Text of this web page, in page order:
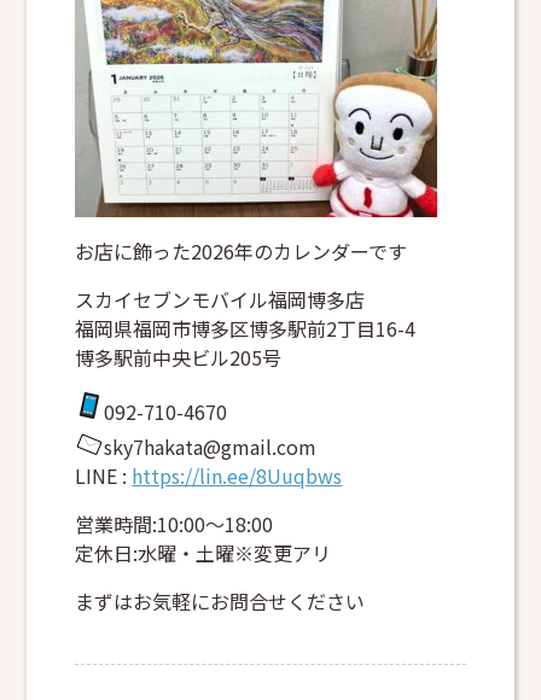
お店に飾った2026年のカレンダーです
スカイセブンモバイル福岡博多店
福岡県福岡市博多区博多駅前2丁目16-4
博多駅前中央ビル205号
092-710-4670
sky7hakata@gmail.com
LINE : https://lin.ee/8Uuqbws
営業時間:10:00～18:00
定休日:水曜・土曜※変更アリ
まずはお気軽にお問合せください